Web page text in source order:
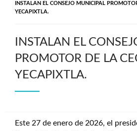
INSTALAN EL CONSEJO MUNICIPAL
YECAPIXTLA.
INSTALAN EL
PROMOTOR DE LA
YECAPIXTLA.
Este 27 de enero de 2026, el